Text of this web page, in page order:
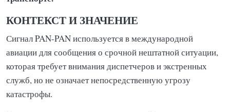
КОНТЕКСТ И ЗНАЧЕНИЕ
Сигнал PAN-PAN используется в международной
авиации для сообщения о срочной нештатной ситуации,
которая требует внимания диспетчеров и экстренных
служб, но не означает непосредственную угрозу
катастрофы.